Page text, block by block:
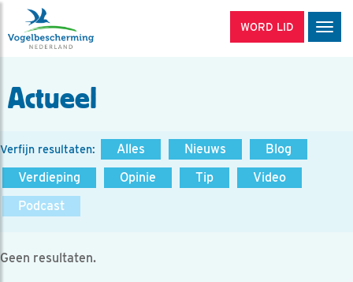
WORD LID
Actueel
Verfijn resultaten: Alles Nieuws
Blog
Verdieping
Opinie Tip
Video
Podcast
Geen resultaten.